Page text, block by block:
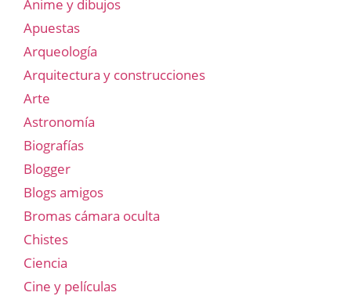
Anime y dibujos
Apuestas
Arqueología
Arquitectura y construcciones
Arte
Astronomía
Biografías
Blogger
Blogs amigos
Bromas cámara oculta
Chistes
Ciencia
Cine y películas